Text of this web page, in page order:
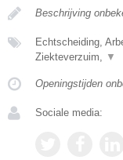
Beschrijving
Echtscheiding,
Ziekteverzuim, ▼
Openingstijden
Sociale media: